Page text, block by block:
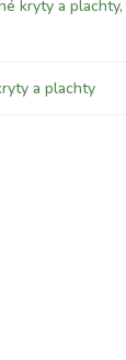
kryty a plachty,
a plachty